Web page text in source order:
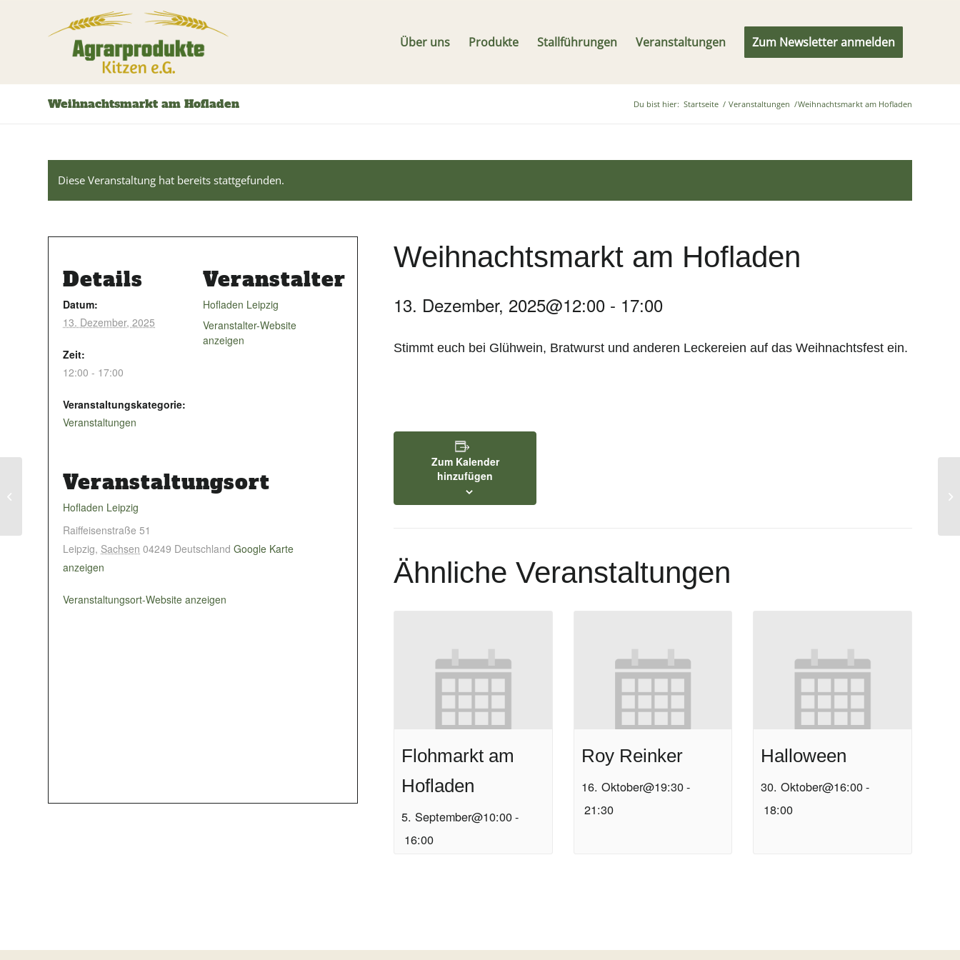
Über uns Produkte Stallführungen Veranstaltungen Zum Newsletter anmelden
Weihnachtsmarkt am Hofladen Du bist hier: Startseite / Veranstaltungen /Weihnachtsmarkt am Hofladen
Diese Veranstaltung hat bereits stattgefunden.
Weihnachtsmarkt am Hofladen
13. Dezember, 2025@12:00 - 17:00
Stimmt euch bei Glühwein, Bratwurst und anderen Leckereien auf das Weihnachtsfest ein.
Zum Kalender
hinzufügen
Ähnliche Veranstaltungen
Flohmarkt am
Hofladen
5. September@10:00-
16:00
Roy Reinker
16. Oktober@19:30-
21:30
Halloween
30. Oktober@16:00-
18:00
Details
Datum:
13. Dezember, 2025
Zeit:
12:00 - 17:00
Veranstaltungskategorie:
Veranstaltungen
Veranstalter
Hofladen Leipzig
Veranstalter-Website
anzeigen
Veranstaltungsort
Hofladen Leipzig
Raiffeisenstraße 51
Leipzig, Sachsen 04249 Deutschland Google Karte
anzeigen
Veranstaltungsort-Website anzeigen